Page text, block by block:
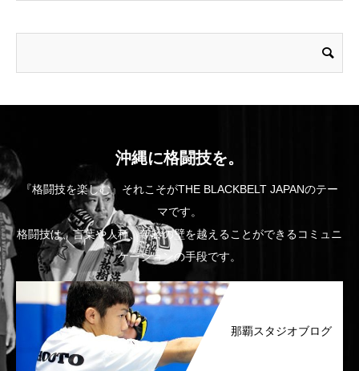
沖縄に格闘技を。
『格闘技を楽しむ』それこそがTHE BLACKBELT JAPANのテー
マです。
格闘技は、言葉や人種、年齢の壁を越えることができるコミュニ
ケーションの手段です。
那覇スタジオブログ